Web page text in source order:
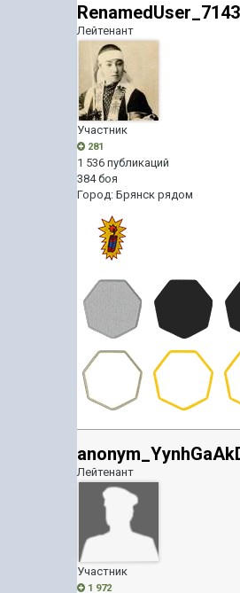
Лейтенант
Участник
281
1 536 публикаций
384 боя
Город:Брянск рядом
Лейтенант
Участник
1 972